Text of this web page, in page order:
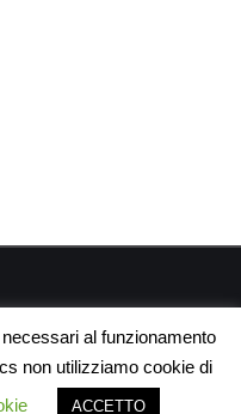
al funzionamento
non utilizziamo cookie di
ACCETTO